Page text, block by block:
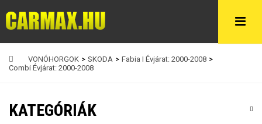
VONÓHORGOK > SKODA > Fabia I Évjárat: 2000-2008 >
Combi Évjárat: 2000-2008
KATEGÓRIÁK